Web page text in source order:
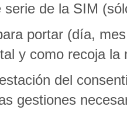
de la SIM
portar (día,
y como recoja
del
gestiones